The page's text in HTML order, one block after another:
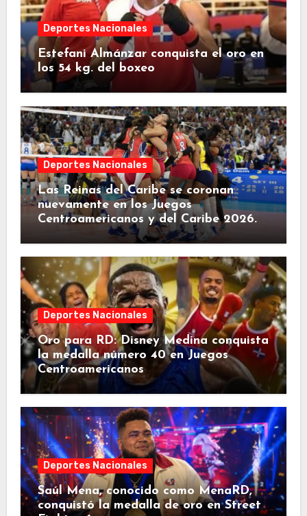
Deportes Nacionales
Estefani Almánzar conquista el oro en
los 54 kg. del boxeo
Deportes Nacionales
Las Reinas del Caribe se coronan
nuevamente en los Juegos
Centroamericanos y del Caribe 2026.
Deportes Nacionales
Oro para RD: Disney Medina conquista
la medalla número 40 en Juegos
Centroamericanos
Deportes Nacionales
Saúl Mena, conocido como MenaRD,
conquistó la medalla de oro en Street